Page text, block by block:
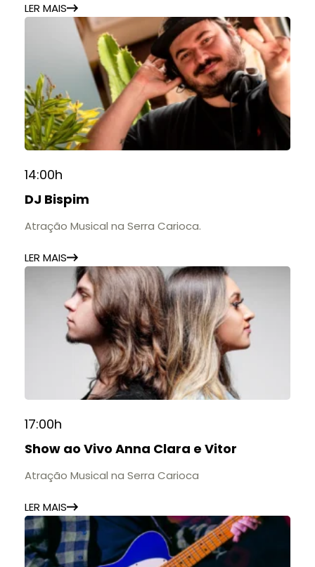
LER MAIS
14:00h
DJ Bispim
Atração Musical na Serra Carioca.
LER MAIS
17:00h
Show ao Vivo Anna Clara e Vitor
Atração Musical na Serra Carioca
LER MAIS